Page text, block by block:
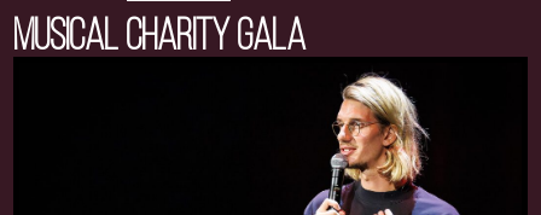
MUSICAL CHARITY GALA